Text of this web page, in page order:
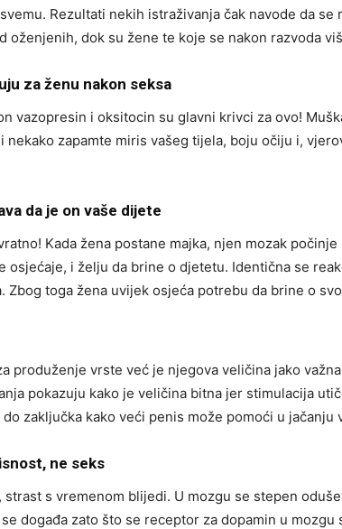
Rezultati nekih istraživanja čak navode da se
oženjenih, dok su žene te koje se nakon razvoda
za ženu nakon seksa
vazopresin i oksitocin su glavni krivci za ovo!
nekako zapamte miris vašeg tijela, boju očiju i,
da je on vaše dijete
Kada žena postane majka, njen mozak
osjećaje, i želju da brine o djetetu. Identična se
Zbog toga žena uvijek osjeća potrebu da brine o
produženje vrste već je njegova veličina jako
pokazuju kako je veličina bitna jer stimulacija
zaključka kako veći penis može pomoći u jačanju
ne seks
strast s vremenom blijedi. U mozgu se stepen
događa zato što se receptor za dopamin u mozgu